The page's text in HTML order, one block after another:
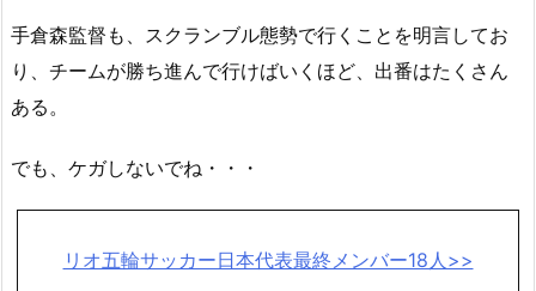
手倉森監督も、スクランブル態勢で行くことを明言してお
り、チームが勝ち進んで行けばいくほど、出番はたくさん
ある。
でも、ケガしないでね・・・
リオ五輪サッカー日本代表最終メンバー18人>>